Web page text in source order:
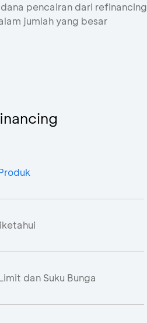
pencairan dari refinancing
jumlah yang besar
dan Suku Bunga